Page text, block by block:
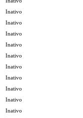
Inativo
Inativo
Inativo
Inativo
Inativo
Inativo
Inativo
Inativo
Inativo
Inativo